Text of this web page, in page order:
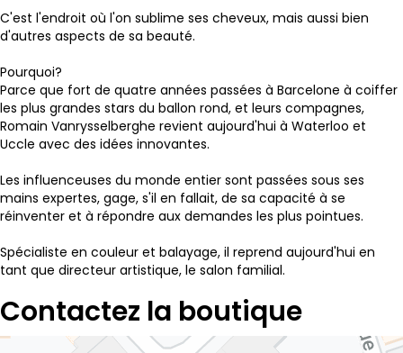
C'est l'endroit où l'on sublime ses cheveux, mais aussi bien
d'autres aspects de sa beauté.
Pourquoi?
Parce que fort de quatre années passées à Barcelone à coiffer
les plus grandes stars du ballon rond, et leurs compagnes,
Romain Vanrysselberghe revient aujourd'hui à Waterloo et
Uccle avec des idées innovantes.
Les influenceuses du monde entier sont passées sous ses
mains expertes, gage, s'il en fallait, de sa capacité à se
réinventer et à répondre aux demandes les plus pointues.
Spécialiste en couleur et balayage, il reprend aujourd'hui en
tant que directeur artistique, le salon familial.
Contactez la boutique